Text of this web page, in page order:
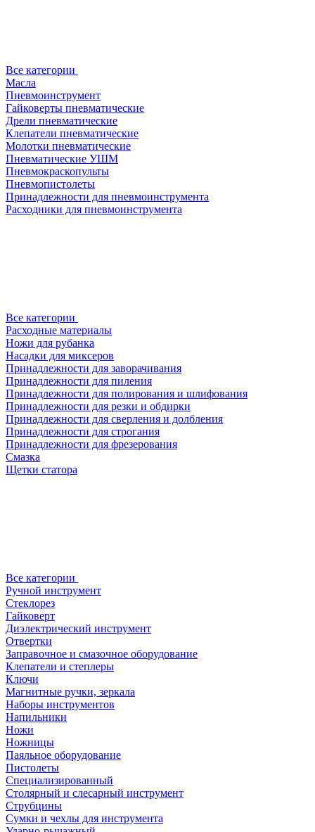
Все категории
Масла
Пневмоинструмент
Гайковерты пневматические
Дрели пневматические
Клепатели пневматические
Молотки пневматические
Пневматические УШМ
Пневмокраскопульты
Пневмопистолеты
Принадлежности для пневмоинструмента
Расходники для пневмоинструмента
Все категории
Расходные материалы
Ножи для рубанка
Насадки для миксеров
Принадлежности для заворачивания
Принадлежности для пиления
Принадлежности для полирования и шлифования
Принадлежности для резки и обдирки
Принадлежности для сверления и долбления
Принадлежности для строгания
Принадлежности для фрезерования
Смазка
Щетки статора
Все категории
Ручной инструмент
Стеклорез
Гайковерт
Диэлектрический инструмент
Отвертки
Заправочное и смазочное оборудование
Клепатели и степлеры
Ключи
Магнитные ручки, зеркала
Наборы инструментов
Напильники
Ножи
Ножницы
Паяльное оборудование
Пистолеты
Специализированный
Столярный и слесарный инструмент
Струбцины
Сумки и чехлы для инструмента